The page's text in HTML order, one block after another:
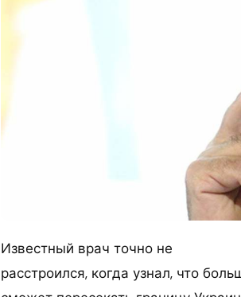
Известный врач точно не
расстроился, когда узнал, что